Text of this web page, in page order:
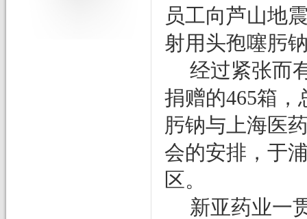
员工向芦山地
射用头孢噻肟
经过紧张而
捐赠的465箱，
肟钠与上海医
会的安排，于
区。
新亚药业一